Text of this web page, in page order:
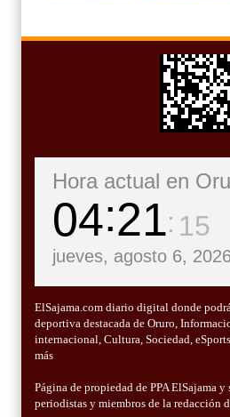
Hora actual en
04 21 17
jueves, agosto 6,
ElSajama.com diario digital donde
deportiva destacada de Oruro,
internacional, Cultura, Sociedad,
más
Página de propiedad de PPA ElSajama
periodistas y miembros de la redacción